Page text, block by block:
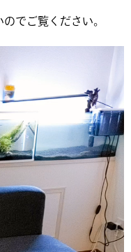
でご覧ください。